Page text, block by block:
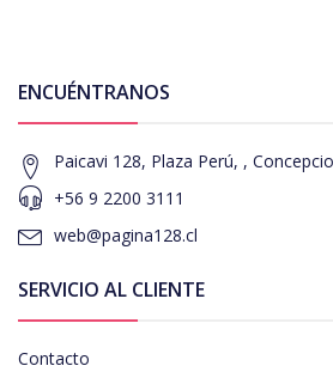
ENCUÉNTRANOS
Paicavi 128, Plaza Perú, ,
+56 9 2200 3111
web@pagina128.cl
SERVICIO AL CLIENTE
Contacto